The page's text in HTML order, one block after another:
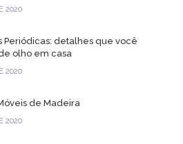
2020
Periódicas: detalhes que você
olho em casa
2020
de Madeira
2020